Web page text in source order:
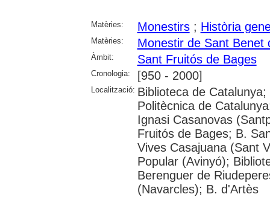
Matèries: Monestirs; Història
Matèries: Monestir de Sant Benet
Àmbit: Sant Fruitós de Bages
Cronologia: [950 - 2000]
Localització: Biblioteca de
Politècnica de
Ignasi Casanovas
Fruitós de Bages; B.
Vives Casajuana (Sant
Popular (Avinyó);
Berenguer de
(Navarcles); B. d'Artès